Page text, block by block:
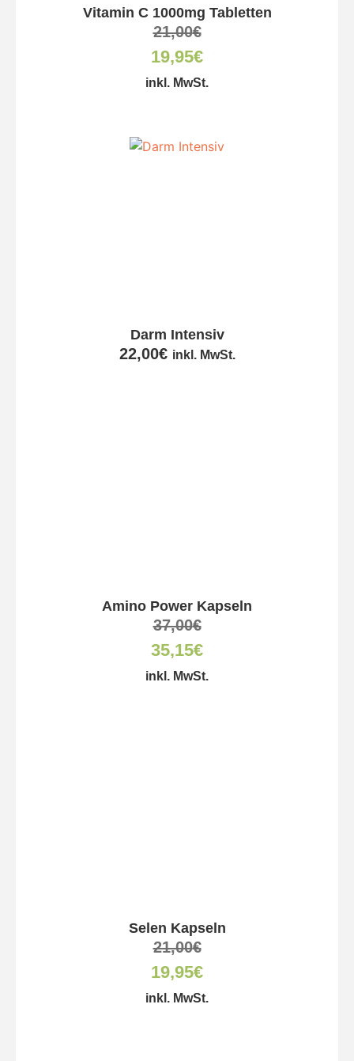
Vitamin C 1000mg Tabletten
21,00€
19,95€
inkl. MwSt.
Darm Intensiv
22,00€ inkl. MwSt.
Amino Power Kapseln
37,00€
35,15€
inkl. MwSt.
Selen Kapseln
21,00€
19,95€
inkl. MwSt.